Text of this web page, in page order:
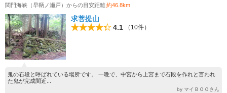
関門海峡（早鞆ノ瀬戸）からの目安距離約46.8km
求菩提山
4.1
（10件）
鬼の石段と呼ばれている場所です。 一晩で、中宮から上宮まで石段を作れと言われ
た鬼が完成間近...
by マイＢＯＯさん